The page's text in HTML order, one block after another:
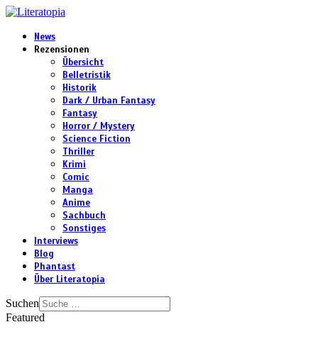
News
Rezensionen
Übersicht
Belletristik
Historik
Dark / Urban Fantasy
Fantasy
Horror / Mystery
Science Fiction
Thriller
Krimi
Comic
Manga
Anime
Sachbuch
Sonstiges
Interviews
Blog
Phantast
Über Literatopia
Suchen
Featured